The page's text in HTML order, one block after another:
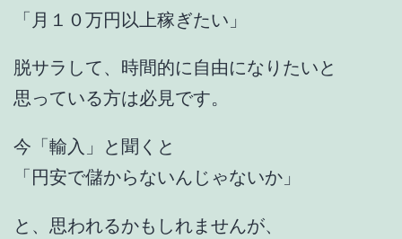
「月１０万円以上稼ぎたい」
脱サラして、時間的に自由になりたいと
思っている方は必見です。
今「輸入」と聞くと
「円安で儲からないんじゃないか」
と、思われるかもしれませんが、